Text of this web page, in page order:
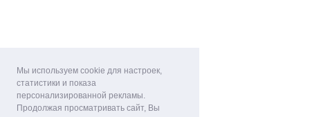
Мы используем cookie для настроек,
статистики и показа
персонализированной рекламы.
Продолжая просматривать сайт, Вы